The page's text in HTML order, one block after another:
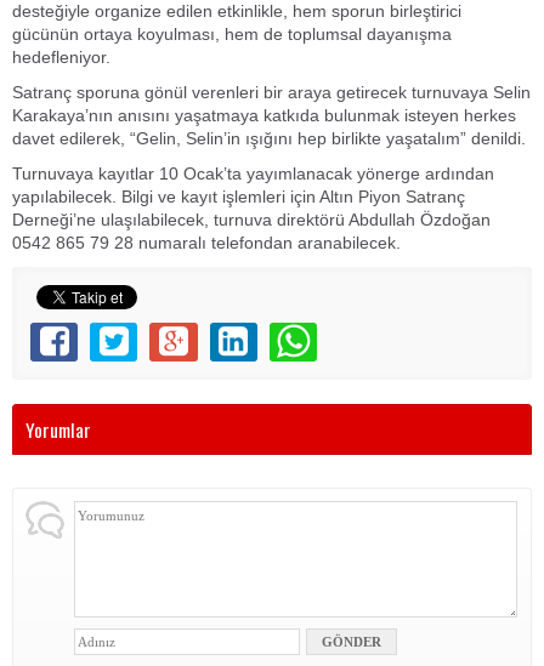
desteğiyle organize edilen etkinlikle, hem sporun birleştirici
gücünün ortaya koyulması, hem de toplumsal dayanışma
hedefleniyor.
Satranç sporuna gönül verenleri bir araya getirecek turnuvaya Selin
Karakaya’nın anısını yaşatmaya katkıda bulunmak isteyen herkes
davet edilerek, “Gelin, Selin’in ışığını hep birlikte yaşatalım” denildi.
Turnuvaya kayıtlar 10 Ocak’ta yayımlanacak yönerge ardından
yapılabilecek. Bilgi ve kayıt işlemleri için Altın Piyon Satranç
Derneği’ne ulaşılabilecek, turnuva direktörü Abdullah Özdoğan
0542 865 79 28 numaralı telefondan aranabilecek.
Yorumlar